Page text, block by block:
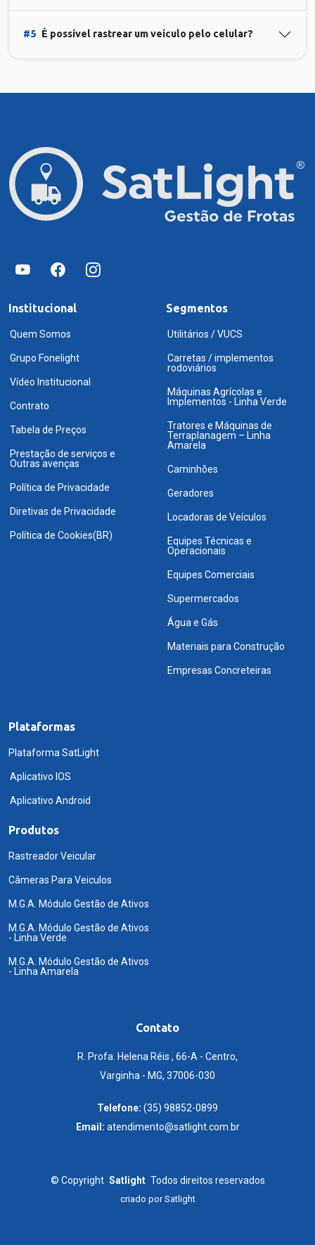
#5 É possível rastrear um veículo pelo celular?
Institucional
Quem Somos
Grupo Fonelight
Vídeo Institucional
Contrato
Tabela de Preços
Prestação de serviços e
Outras avenças
Política de Privacidade
Diretivas de Privacidade
Política de Cookies(BR)
Segmentos
Utilitários / VUCS
Carretas / implementos
rodoviários
Máquinas Agrícolas e
Implementos - Linha Verde
Tratores e Máquinas de
Terraplanagem – Linha
Amarela
Caminhões
Geradores
Locadoras de Veículos
Equipes Técnicas e
Operacionais
Equipes Comerciais
Supermercados
Água e Gás
Materiais para Construção
Empresas Concreteiras
Plataformas
Plataforma SatLight
Aplicativo IOS
Aplicativo Android
Produtos
Rastreador Veicular
Câmeras Para Veiculos
M.G.A. Módulo Gestão de Ativos
M.G.A. Módulo Gestão de Ativos
- Linha Verde
M.G.A. Módulo Gestão de Ativos
- Linha Amarela
Contato
R. Profa. Helena Réis , 66-A - Centro,
Varginha - MG, 37006-030
Telefone: (35) 98852-0899
Email: atendimento@satlight.com.br
© Copyright Satlight Todos direitos reservados
criado porSatlight